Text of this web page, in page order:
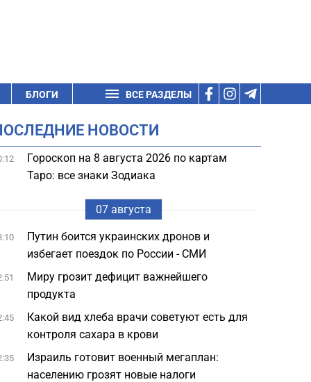
БЛОГИ ВСЕ РАЗДЕЛЫ
НОВОСТИ
Гороскоп на 8 августа 2026 по картам
Таро: все знаки Зодиака
07 августа
Путин боится украинских дронов и
избегает поездок по России - СМИ
Миру грозит дефицит важнейшего
продукта
Какой вид хлеба врачи советуют есть для
контроля сахара в крови
Израиль готовит военный мегаплан:
населению грозят новые налоги